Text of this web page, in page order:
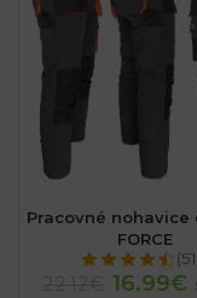
Pracovné nohavice
FORCE
16.99€